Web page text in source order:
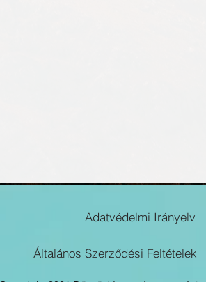
Adatvédelmi Irányelv
Általános Szerződési Feltételek